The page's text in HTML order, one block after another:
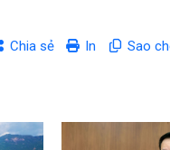
Chia sẻ In Sao